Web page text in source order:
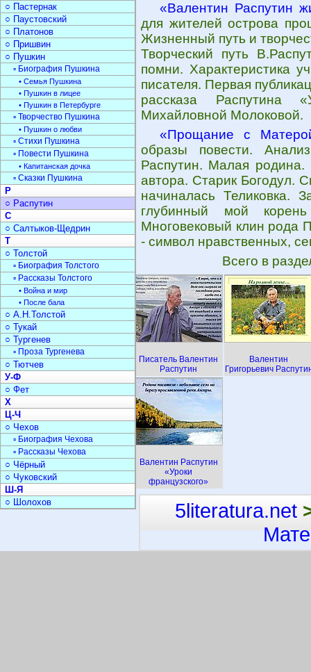
«Валентин Распутин
для жителей острова
Жизненный путь и
Творческий путь
помни. Характеристика
писателя. Первая
рассказа Распутина
Михайловной Молоковой.
«Прощание с
образы повести.
Распутин. Малая
автора. Старик Богодул.
начиналась Теликовка.
глубинный мой
Многовековый клин рода
- символ нравственных,
Всего в
Писатель Валентин
Распутин
Валентин
Григорьевич
Валентин Распутин
«Уроки
французского»
○ Пастернак
○ Паустовский
○ Платонов
○ Пришвин
○ Пушкин
▫ Биография Пушкина
• Семья Пушкина
• Пушкин в лицее
• Пушкин в Петербурге
▫ Творчество Пушкина
• Пушкин о любви
▫ Стихи Пушкина
▫ Повести Пушкина
• Капитанская дочка
▫ Сказки Пушкина
Р
○ Распутин
С
○ Салтыков-Щедрин
Т
○ Толстой
▫ Биография Толстого
▫ Рассказы Толстого
• Война и мир
• После бала
○ А.Н.Толстой
○ Тукай
○ Тургенев
▫ Проза Тургенева
○ Тютчев
У-Ф
○ Фет
Х
Ц-Ч
○ Чехов
▫ Биография Чехова
▫ Рассказы Чехова
○ Чёрный
○ Чуковский
Ш-Я
○ Шолохов
5literatura.net